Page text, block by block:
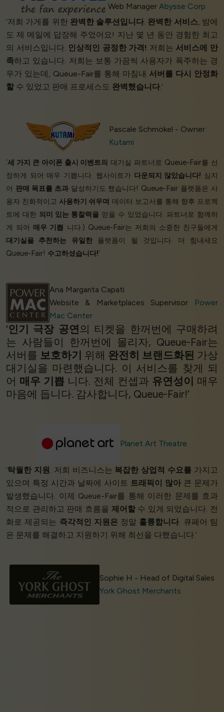
Web ManagerAbysse Corp
‘저희 가게를 위한 완벽한 솔루션입니다. 완벽한 서비스, 밤에
도 제 메일에 답장해 주었어요! 지난 몇 년 동안 경험한 최고
의 서비스입니다. 인상적인 공정한 가격! 저희는 서비스에 만
족하고 있습니다. 저희는 보통 가끔씩 사용자가 폭주하는 경
우가 있는데, Queue-Fair를 통해 마침내 서버를 다시 안정화
할 수 있었고 판매 프로세스도 완벽했습니다.’
Pascale Schmökel - Owner
Kutami
‘세 가지 큰 아이폰 출시 이벤트의 대기실 파트너로 Queue-Fair를 선
정하게 되어 매우 기쁩니다. 웹사이트가 다운되지 않았습니다! 심지
어 판매 목표를 초과달성하기도 했습니다! Queue-Fair 플랫폼은 사
용자 친화적이고사용하기 쉬우며 데이터 보고서를 통해 향후 프로젝
트에 대한 의미 있는 통찰력을 얻을 수 있었습니다. 파트너로 함께하
게 되어 매우 기쁩 니다.) Queue-Fair는 저희의 소중한 친구들에게
대기실을 추천하는 유일한플랫폼이 될 것입니다. 더 힘내세요
Queue-Fair! 수고하셨습니다!’
Ana Margarita Capati
Website & Marketplaces Supervisor
Power
Mac Center
‘인기 극장 공연의 티켓을 한꺼번에 구매하려
는 사람들이 한꺼번에 몰리자, Queue-Fair는
서버를 보호하기 위해 완전히 브랜드화된 가상
대기실을 마련했습니다. 이 서비스를 찾게 되
어 매우 기쁩 니다. 전체 컨셉과 유연성이 매우
마음에 듭니다. 감사합니다, Queue-Fair!’
Planet Art Theatre
‘탁월한 지원 . 저희 비즈니스는 복잡한 상업적 수요를 가지고
있으며 특정 시간과 날짜에 사이트 트래픽이 많아 큰 문제가
발생했습니다. 이제 Queue-Fair를 통해 이러한 문제를 효과
적으로 관리하고 판매 흐름을 제어할수 있게 되었습니다. 전
화로 제공되는 즉각적인 지원은정말 훌륭합니다 . 큐페어 팀
은 문제를 해결하고 지원하기 위해 최선을 다했습니다.’
Sophie H - Head of Digital Sales
York Ghost Merchants